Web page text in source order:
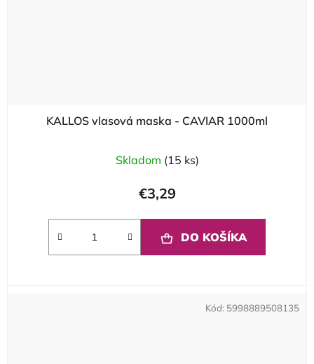
KALLOS vlasová maska - CAVIAR 1000ml
Skladom (15 ks)
€3,29
DO KOŠÍKA
Kód: 5998889508135